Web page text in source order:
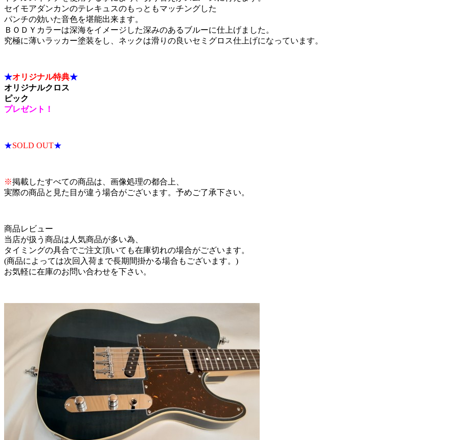
セイモアダンカンのテレキュスのもっともマッチングした
パンチの効いた音色を堪能出来ます。
ＢＯＤＹカラーは深海をイメージした深みのあるブルーに仕上げました。
究極に薄いラッカー塗装をし、ネックは滑りの良いセミグロス仕上げになっています。
★オリジナル特典★
オリジナルクロス
ピック
プレゼント！
★SOLD OUT★
※掲載したすべての商品は、画像処理の都合上、
実際の商品と見た目が違う場合がございます。予めご了承下さい。
商品レビュー
当店が扱う商品は人気商品が多い為、
タイミングの具合でご注文頂いても在庫切れの場合がございます。
(商品によっては次回入荷まで長期間掛かる場合もございます。)
お気軽に在庫のお問い合わせを下さい。